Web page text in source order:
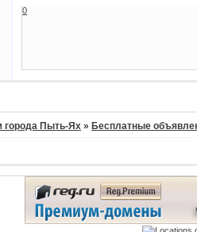
0
Пыть-Ях »Бесплатные